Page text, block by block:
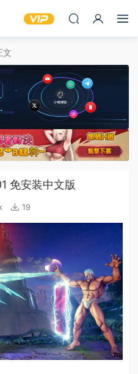
文
免安装中文版
19